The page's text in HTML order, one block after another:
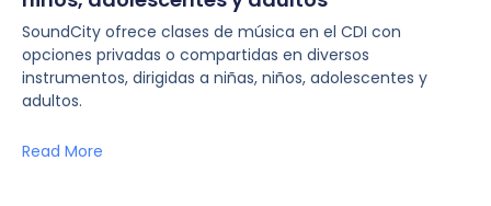
SoundCity ofrece clases de música en el CDI con
opciones privadas o compartidas en diversos
instrumentos, dirigidas a niñas, niños, adolescentes y
adultos.
Read More